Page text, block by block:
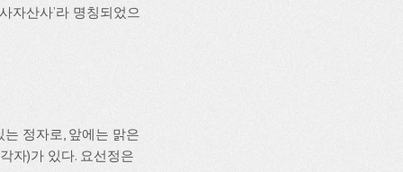
자산사’라 명칭되었으
정자로, 앞에는 맑은
자)가 있다. 요선정은